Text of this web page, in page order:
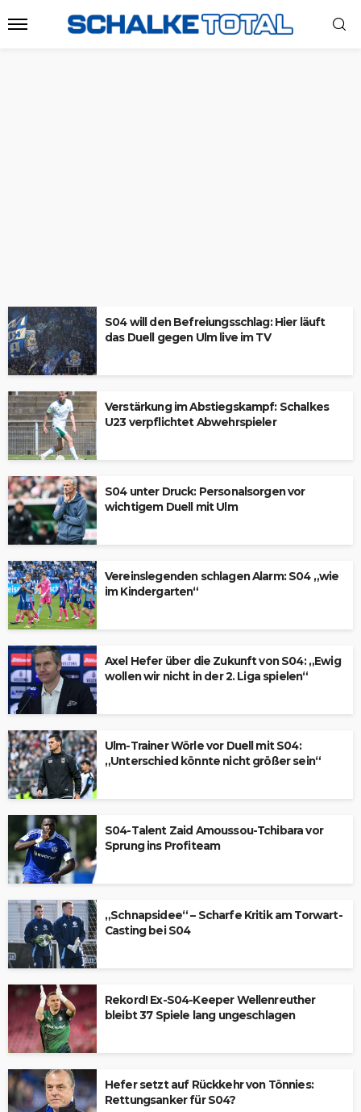
S04 will den Befreiungsschlag: Hier läuft
das Duell gegen Ulm live im TV
Verstärkung im Abstiegskampf: Schalkes
U23 verpflichtet Abwehrspieler
S04 unter Druck: Personalsorgen vor
wichtigem Duell mit Ulm
Vereinslegenden schlagen Alarm: S04 „wie
im Kindergarten“
Axel Hefer über die Zukunft von S04: „Ewig
wollen wir nicht in der 2. Liga spielen“
Ulm-Trainer Wörle vor Duell mit S04:
„Unterschied könnte nicht größer sein“
S04-Talent Zaid Amoussou-Tchibara vor
Sprung ins Profiteam
„Schnapsidee“ – Scharfe Kritik am Torwart-
Casting bei S04
Rekord! Ex-S04-Keeper Wellenreuther
bleibt 37 Spiele lang ungeschlagen
Hefer setzt auf Rückkehr von Tönnies:
Rettungsanker für S04?